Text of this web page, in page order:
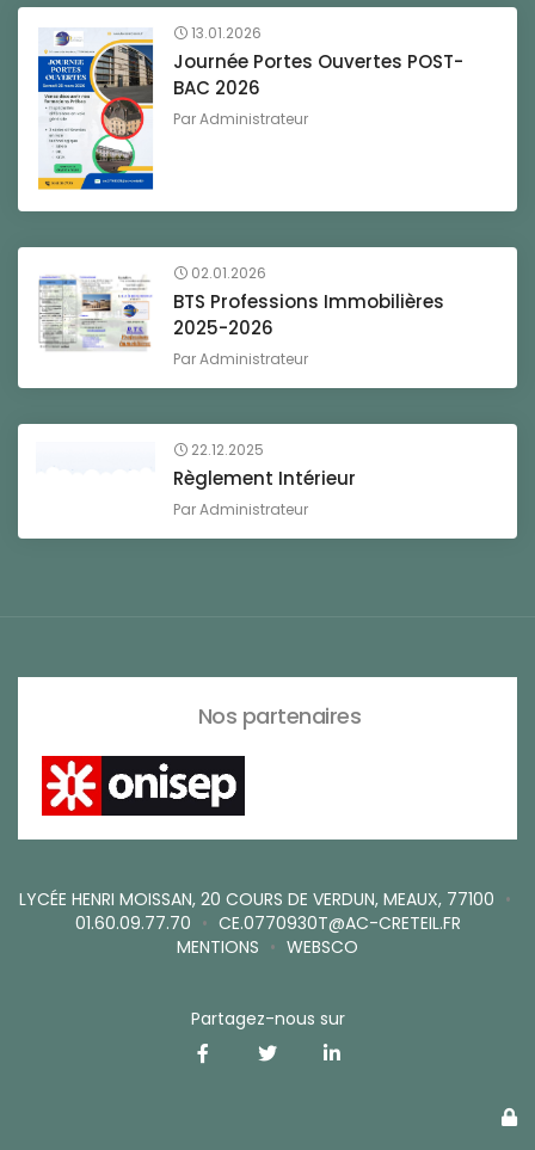
13.01.2026
Journée Portes Ouvertes POST-
BAC 2026
ParAdministrateur
02.01.2026
BTS Professions Immobilières
2025-2026
ParAdministrateur
22.12.2025
Règlement Intérieur
ParAdministrateur
Nos partenaires
LYCÉE HENRI MOISSAN, 20 COURS DE VERDUN, MEAUX, 77100 •
01.60.09.77.70 • CE.0770930T@AC-CRETEIL.FR
MENTIONS • WEBSCO
Partagez-nous sur